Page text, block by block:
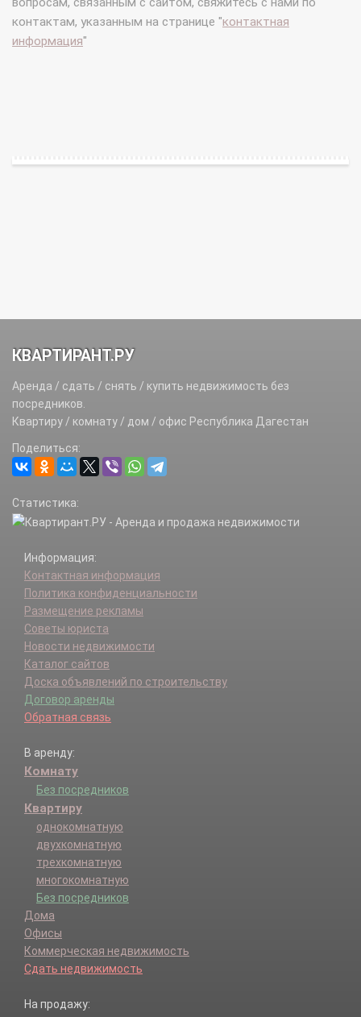
контактам, указанным на странице "контактная
информация"
КВАРТИРАНТ.РУ
Аренда / сдать / снять / купить недвижимость без
посредников.
Квартиру / комнату / дом / офис Республика Дагестан
Поделиться:
Статистика:
Информация:
Контактная информация
Политика конфиденциальности
Размещение рекламы
Советы юриста
Новости недвижимости
Каталог сайтов
Доска объявлений по строительству
Договор аренды
Обратная связь
В аренду:
Комнату
Без посредников
Квартиру
однокомнатную
двухкомнатную
трехкомнатную
многокомнатную
Без посредников
Дома
Офисы
Коммерческая недвижимость
Сдать недвижимость
На продажу: